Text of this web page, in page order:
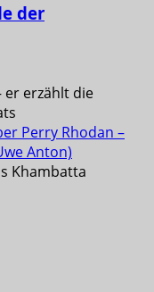
der
er erzählt die
Perry Rhodan –
Anton)